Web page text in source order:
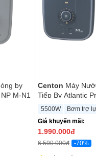
nóng tắm
mái.
đặt đơn
gù) để pha
và nước
nước ấm
dùng
khu vực
từ 20 độ C
Khuyên
Bắchoặc
20 độ C trở
by
M-N1
Centon Máy
Tiếp By Atlantic
EIWH P M-N3
5500W Bơm trợ
Giá khuyến mãi:
1.990.000đ
6.590.000đ -70%